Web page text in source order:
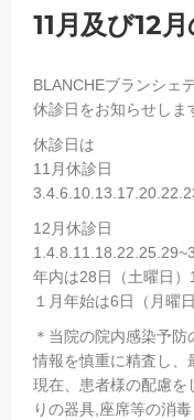
11月及び12
BLANCHEブランシェ
休診日をお知らせしま
休診日は
11月休診日
12月休診日
年内は28日（土曜日）
１月年始は6日（月曜
＊当院の院内感染予
情報を慎重に精査し、
現在、患者様の配慮を
りの器具,座席等の消